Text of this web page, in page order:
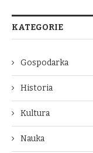
KATEGORIE
Gospodarka
Historia
Kultura
Nauka